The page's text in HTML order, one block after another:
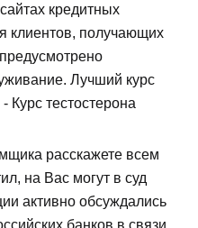
кредитных
клиентов, получающих
Лучший курс
Курс тестостерона
расскажете всем
на Вас могут в суд
активно обсуждались
банков в связи